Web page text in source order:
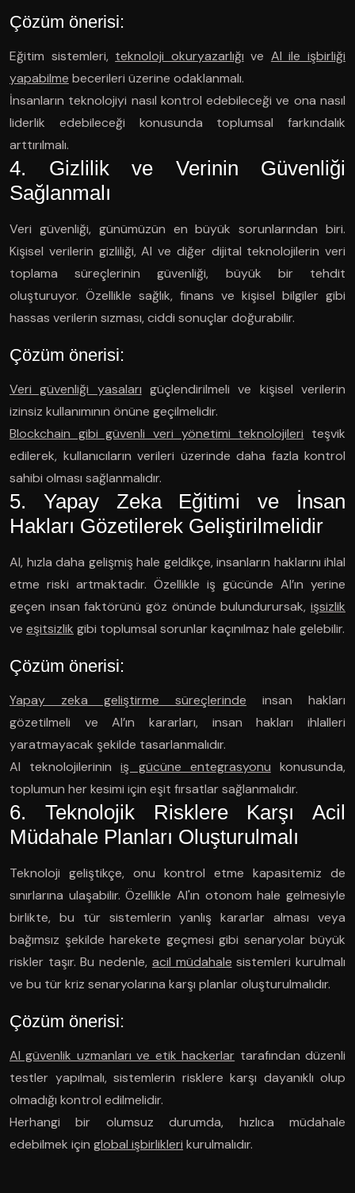
Çözüm önerisi:
Eğitim sistemleri, teknoloji okuryazarlığı ve AI ile işbirliği
yapabilme becerileri üzerine odaklanmalı.
İnsanların teknolojiyi nasıl kontrol edebileceği ve ona nasıl
liderlik edebileceği konusunda toplumsal farkındalık
arttırılmalı.
4. Gizlilik ve Verinin Güvenliği
Sağlanmalı
Veri güvenliği, günümüzün en büyük sorunlarından biri.
Kişisel verilerin gizliliği, AI ve diğer dijital teknolojilerin veri
toplama süreçlerinin güvenliği, büyük bir tehdit
oluşturuyor. Özellikle sağlık, finans ve kişisel bilgiler gibi
hassas verilerin sızması, ciddi sonuçlar doğurabilir.
Çözüm önerisi:
Veri güvenliği yasaları güçlendirilmeli ve kişisel verilerin
izinsiz kullanımının önüne geçilmelidir.
Blockchain gibi güvenli veri yönetimi teknolojileri teşvik
edilerek, kullanıcıların verileri üzerinde daha fazla kontrol
sahibi olması sağlanmalıdır.
5. Yapay Zeka Eğitimi ve İnsan
Hakları Gözetilerek Geliştirilmelidir
AI, hızla daha gelişmiş hale geldikçe, insanların haklarını ihlal
etme riski artmaktadır. Özellikle iş gücünde AI’ın yerine
geçen insan faktörünü göz önünde bulundurursak, işsizlik
ve eşitsizlik gibi toplumsal sorunlar kaçınılmaz hale gelebilir.
Çözüm önerisi:
Yapay zeka geliştirme süreçlerinde insan hakları
gözetilmeli ve AI’ın kararları, insan hakları ihlalleri
yaratmayacak şekilde tasarlanmalıdır.
AI teknolojilerininiş gücüne entegrasyonu konusunda,
toplumun her kesimi için eşit fırsatlar sağlanmalıdır.
6. Teknolojik Risklere Karşı Acil
Müdahale Planları Oluşturulmalı
Teknoloji geliştikçe, onu kontrol etme kapasitemiz de
sınırlarına ulaşabilir. Özellikle AI'ın otonom hale gelmesiyle
birlikte, bu tür sistemlerin yanlış kararlar alması veya
bağımsız şekilde harekete geçmesi gibi senaryolar büyük
riskler taşır. Bu nedenle, acil müdahale sistemleri kurulmalı
ve bu tür kriz senaryolarına karşı planlar oluşturulmalıdır.
Çözüm önerisi:
AI güvenlik uzmanları ve etik hackerlar tarafından düzenli
testler yapılmalı, sistemlerin risklere karşı dayanıklı olup
olmadığı kontrol edilmelidir.
Herhangi bir olumsuz durumda, hızlıca müdahale
edebilmek için global işbirlikleri kurulmalıdır.